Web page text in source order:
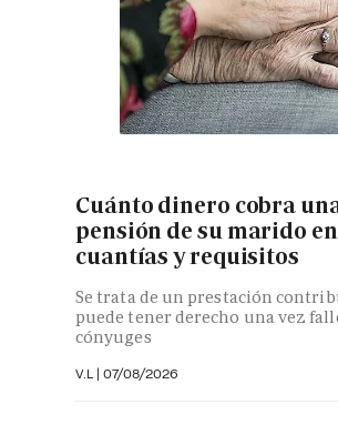
Cuánto dinero cobra
pensión de su marido
cuantías y requisitos
Se trata de un prestación
puede tener derecho una vez
cónyuges
V.L | 07/08/2026